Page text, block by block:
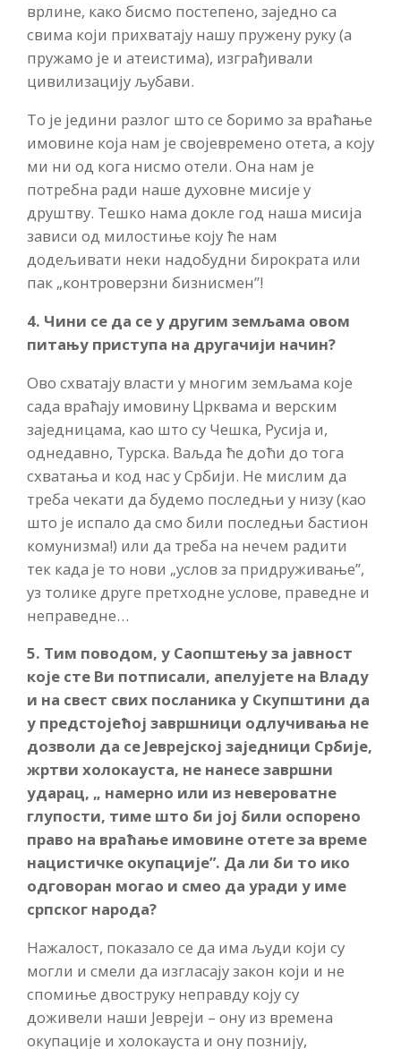
врлине, како бисмо постепено, заједно са
свима који прихватају нашу пружену руку (а
пружамо је и атеистима), изграђивали
цивилизацију љубави.
То је једини разлог што се боримо за враћање
имовине која нам је својевремено отета, а коју
ми ни од кога нисмо отели. Она нам је
потребна ради наше духовне мисије у
друштву. Тешко нама докле год наша мисија
зависи од милостиње коју ће нам
додељивати неки надобудни бирократа или
пак „контроверзни бизнисмен”!
4. Чини се да се у другим земљама овом
питању приступа на другачији начин?
Ово схватају власти у многим земљама које
сада враћају имовину Црквама и верским
заједницама, као што су Чешка, Русија и,
однедавно, Турска. Ваљда ће доћи до тога
схватања и код нас у Србији. Не мислим да
треба чекати да будемо последњи у низу (као
што је испало да смо били последњи бастион
комунизма!) или да треба на нечем радити
тек када је то нови „услов за придруживање”,
уз толике друге претходне услове, праведне и
неправедне…
5. Тим поводом, у Саопштењу за јавност
које сте Ви потписали, апелујете на Владу
и на свест свих посланика у Скупштини да
у предстојећој завршници одлучивања не
дозволи да се Јеврејској заједници Србије,
жртви холокауста, не нанесе завршни
ударац, „ намерно или из невероватне
глупости, тиме што би јој били оспорено
право на враћање имовине отете за време
нацистичке окупације”. Да ли би то ико
одговоран могао и смео да уради у име
српског народа?
Нажалост, показало се да има људи који су
могли и смели да изгласају закон који и не
спомиње двоструку неправду коју су
доживели наши Јевреји – ону из времена
окупације и холокауста и ону познију,